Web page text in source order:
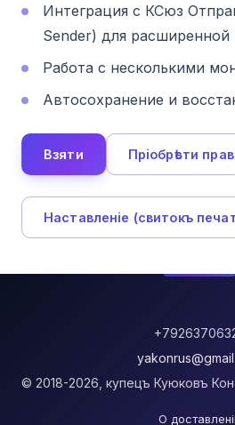
Интеграция с КСюз
Sender) для расширенной
Работа с несколькими
Автосохранение и
Взяти Прiобрѣсти
Наставленiе (свитокъ
© 2018-2026, купецъ Куюковъ
О